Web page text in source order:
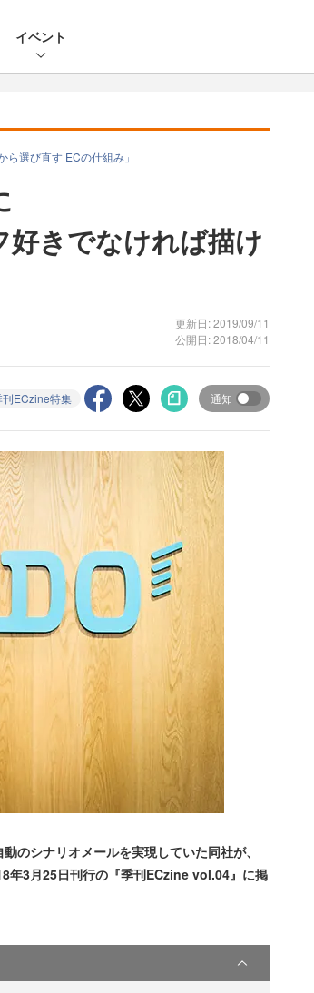
イベント
選び直す ECの仕組み」
好きでなければ描け
更新日: 2019/09/11
公開日: 2018/04/11
刊ECzine特集 通知
のシナリオメールを実現していた同社が、
年3月25日刊行の『季刊ECzine vol.04』に掲